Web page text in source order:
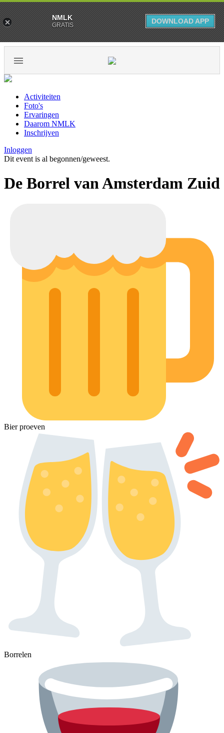
Activiteiten
Foto's
Ervaringen
Daarom NMLK
Inschrijven
Inloggen
Dit event is al begonnen/geweest.
De Borrel van Amsterdam Zuid
Bier proeven
Borrelen
NMLK
GRATIS DOWNLOAD APP